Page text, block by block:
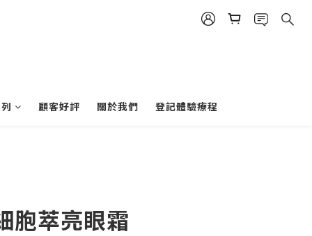
顧客好評 關於我們 登記體驗療程
胞萃亮眼霜